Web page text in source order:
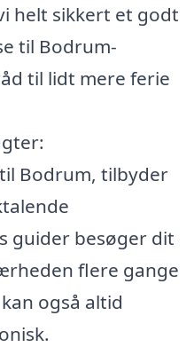
helt sikkert et godt
til Bodrum-
til lidt mere ferie
Bodrum, tilbyder
guider besøger dit
flere gange
også altid